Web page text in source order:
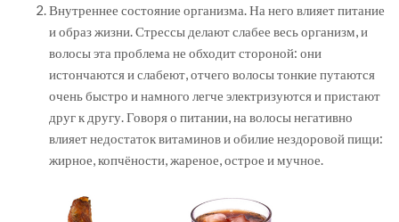
Внутреннее состояние организма. На него влияет питание
и образ жизни. Стрессы делают слабее весь организм, и
волосы эта проблема не обходит стороной: они
истончаются и слабеют, отчего волосы тонкие путаются
очень быстро и намного легче электризуются и пристают
друг к другу. Говоря о питании, на волосы негативно
влияет недостаток витаминов и обилие нездоровой пищи:
жирное, копчёности, жареное, острое и мучное.